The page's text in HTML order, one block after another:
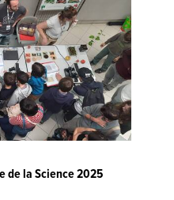
de la Science 2025